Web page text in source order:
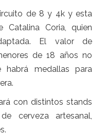
de 8 y 4k y esta
Catalina Coria, quien
El valor de
de 18 años no
habrá medallas para
con distintos stands
cerveza artesanal,